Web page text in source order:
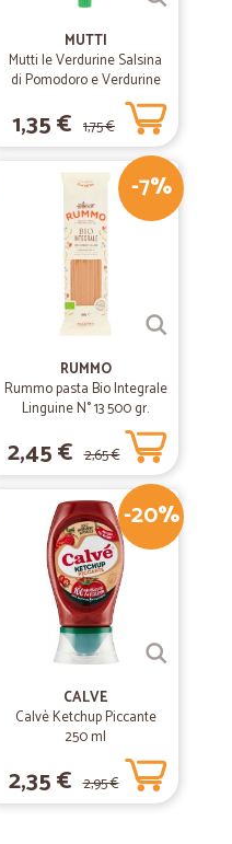
MUTTI
Mutti le Verdurine Salsina
di Pomodoro e Verdurine
1,35 € 1,75 €
-7%
RUMMO
Rummo pasta Bio Integrale
Linguine N° 13 500 gr.
2,45 € 2,65 €
-20%
CALVE
Calvè Ketchup Piccante
250 ml
2,35 € 2,95 €